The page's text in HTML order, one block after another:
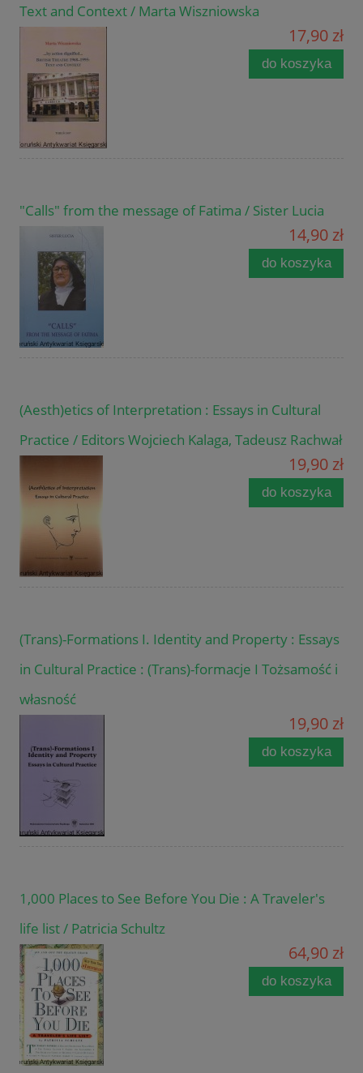
Text and Context / Marta Wiszniowska
17,90 zł
do koszyka
"Calls" from the message of Fatima / Sister Lucia
14,90 zł
do koszyka
(Aesth)etics of Interpretation : Essays in Cultural
Practice / Editors Wojciech Kalaga, Tadeusz Rachwał
19,90 zł
do koszyka
(Trans)-Formations I. Identity and Property : Essays
in Cultural Practice : (Trans)-formacje I Tożsamość i
własność
19,90 zł
do koszyka
1,000 Places to See Before You Die : A Traveler's
life list / Patricia Schultz
64,90 zł
do koszyka